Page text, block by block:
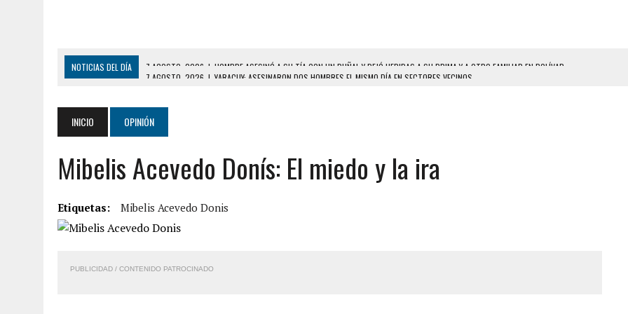
NOTICIAS DEL DÍA 7 AGOSTO, 2026 | YARACUY: ASESINARON DOS HOMBRES EL MISMO DÍA EN SECTORES VECINOS
MISTERIOSA MUERTE DE MODELO EN MONAGAS: HALLARON EL CUERPO DENTRO DE SU CASA
6 AGOSTO, 2026 | BARINAS: ADOLESCENTE SE QUITÓ LA VIDA TRAS SER ACOSADA Y ABUSADA POR LA PAREJA DE SU ABUELA
6 AGOSTO, 2026
CONMOCIÓN EN COLORADO POR ASESINATO DE UNA ADOLESCENTE VENEZOLANA EN REUNIÓN CON AMIGOS
5 AGOSTO, 2026
| PRESUNTO BROTE PSICÓTICO POR FALTA DE TRATAMIENTO DESENCADENÓ TRAGEDIA FAMILIAR
5 AGOSTO, 2026 | HORROR EN BARINAS: UN HOMBRE INDUJO AL SUICIDIO A UNA ADOLESCENTE DE 13 AÑOS TRAS ABUSAR DE ELLA
8 AGOSTO, 2026 | BOMBEROS DE CARACAS COMBATIERON INCENDIO DE GRAN MAGNITUD EN ZONA INDUSTRIAL DE EL LLANITO
7 AGOSTO, 2026 | HOMBRE ASESINÓ A SU TÍA CON UN PUÑAL Y DEJÓ HERIDAS A SU PRIMA Y A OTRO FAMILIAR EN BOLÍVAR
INICIO OPINIÓN
Mibelis Acevedo Donís: El miedo y la ira
Etiquetas: Mibelis Acevedo Donis
PUBLICIDAD / CONTENIDO PATROCINADO